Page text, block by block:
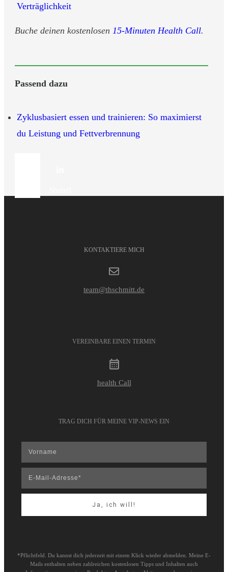
Verträglichkeit
Buche deinen kostenlosen 15-Minuten Health Call.
Passend dazu
Zyklusbasiert essen und trainieren: So maximierst
du Leistung und Fettverbrennung
KONTAKTIERE MICH
team@thschmitt.de
VEREINBARE EINEN TERMIN
health Call
TRAG DICH FÜR MEINE VIP-NEWS EIN
Ja, ich will!
*Pflichtfeld. Du kannst dich jederzeit mit einem Klick wieder abmelden. Meine E-
Mails enthalten neben zahlreichen kostenlosen Tipps und Inhalten auch